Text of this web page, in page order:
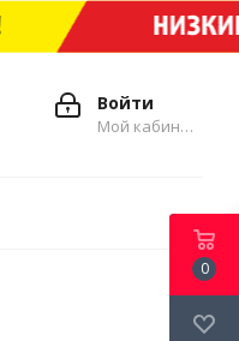
Войти
Мой кабинет
0